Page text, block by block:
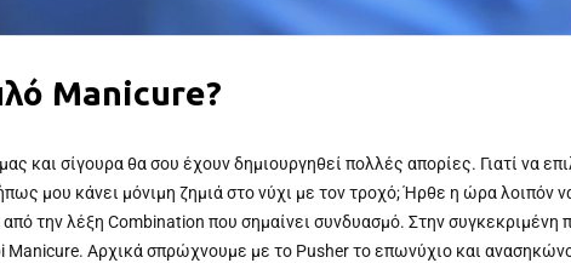
Manicure?
και σίγουρα θα σου έχουν δημιουργηθεί πολλές απορίες. Γιατί να
μου κάνει μόνιμη ζημιά στο νύχι με τον τροχό; Ήρθε η ώρα λοιπόν
την λέξη Combination που σημαίνει συνδυασμό. Στην συγκεκριμένη
Manicure. Αρχικά σπρώχνουμε με το Pusher το επωνύχιο και